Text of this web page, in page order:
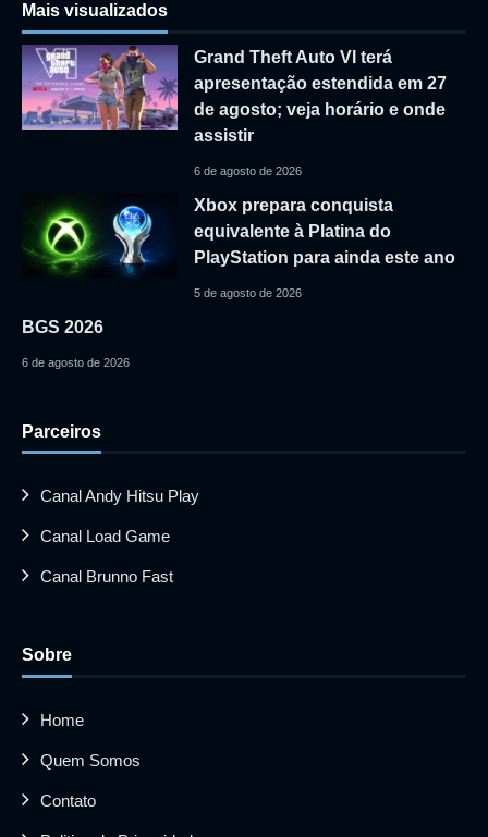
Mais visualizados
Grand Theft Auto VI terá
apresentação estendida em 27
de agosto; veja horário e onde
assistir
6 de agosto de 2026
Xbox prepara conquista
equivalente à Platina do
PlayStation para ainda este ano
5 de agosto de 2026
BGS 2026
6 de agosto de 2026
Parceiros
Canal Andy Hitsu Play
Canal Load Game
Canal Brunno Fast
Sobre
Home
Quem Somos
Contato